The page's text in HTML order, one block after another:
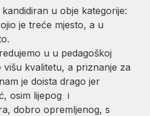
u obje kategorije:
je treće mjesto, a u
u u pedagoškoj
višu kvalitetu, a priznanje za
je doista drago jer
osim lijepog i
dobro opremljenog, s